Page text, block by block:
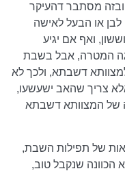
ובזה מסתבר דהעיקר
לבן או הבעל לאישה
ואף אם יגיע
המטרה, אבל בשבת
דשבתא, ולכך לא
צריך שהאב ישעשעו,
של המצוותא דשבתא
של תפילות השבת,
הכוונה שנקבל טוב,